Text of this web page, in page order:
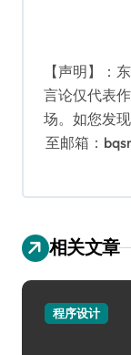
【声明】：
言论仅代表
场。如您发
至邮箱：
相关文章
程序设计